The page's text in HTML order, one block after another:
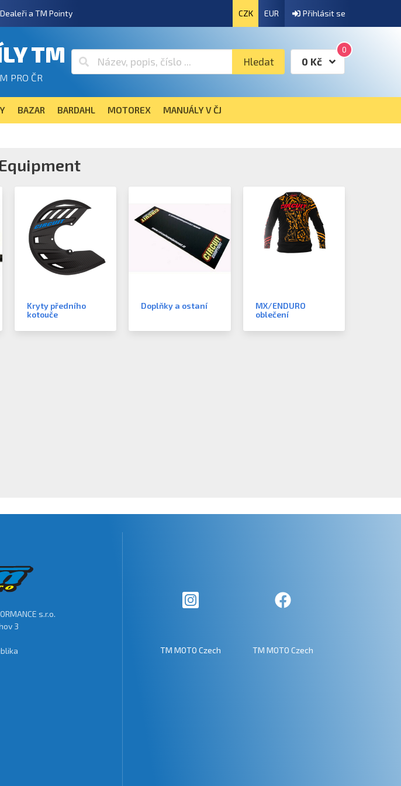
Dealeři a TM Pointy CZK EUR Přihlásit se
TM
PRO ČR
Hledat
0
0 Kč
BAZAR BARDAHL MOTOREX MANUÁLY V ČJ
Kryty předního
kotouče
Doplňky a ostaní
MX/ENDURO
oblečení
s.r.o.
3
TM MOTO Czech TM MOTO Czech